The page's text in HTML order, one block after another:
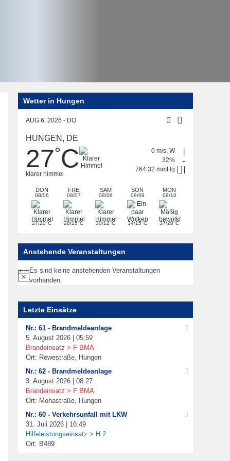
Wetter in Hungen
AUG 6, 2026 - DO
HUNGEN, DE
27°C
klarer himmel
0 m/s, W
32%
764.32 mmHg
DON
08/06
FRE
08/07
SAM
08/08
SON
08/09
MON
08/10
27/20°C 28/15°C 30/12°C 34/15°C 37/20°C
Anstehende Veranstaltungen
Hinweis
Es sind keine anstehenden Veranstaltungen
vorhanden.
Letzte Einsätze
Nr.: 61 - Brandmeldeanlage
5. August 2026 | 05:59
Brandeinsatz > F BMA
Ort: Rewestraße, Hungen
Nr.: 62 - Brandmeldeanlage
3. August 2026 | 08:27
Brandeinsatz > F BMA
Ort: Mohastraße, Hungen
Nr.: 60 - Verkehrsunfall mit LKW
31. Juli 2026 | 16:49
Hilfeleistungseinsatz > H 2
Ort: B489